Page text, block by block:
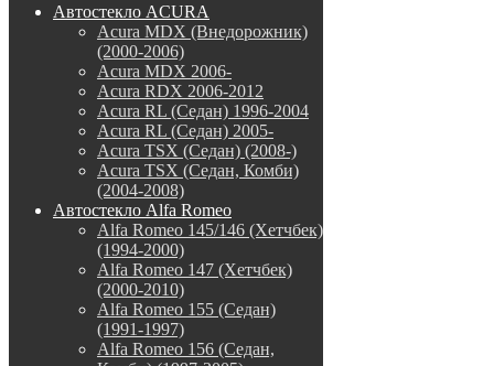
Автостекло ACURA
Acura MDX (Внедорожник)
(2000-2006)
Acura MDX 2006-
Acura RDX 2006-2012
Acura RL (Седан) 1996-2004
Acura RL (Седан) 2005-
Acura TSX (Седан) (2008-)
Acura TSX (Седан, Комби)
(2004-2008)
Автостекло Alfa Romeo
Alfa Romeo 145/146 (Хетчбек)
(1994-2000)
Alfa Romeo 147 (Хетчбек)
(2000-2010)
Alfa Romeo 155 (Седан)
(1991-1997)
Alfa Romeo 156 (Седан,